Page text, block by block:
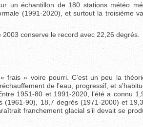
un échantillon de 180 stations météo
(1991-2020), et surtout la troisième
conserve le record avec 22,26 degrés.
frais » voire pourri. C’est un peu la
de l’eau, progressif, et
1951-80 et 1991-2020, l’été a connu
90), 18,7 degrés (1971-2000) et
franchement glacial s’il devait se